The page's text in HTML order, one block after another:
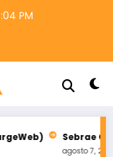
PM
Sebrae Ceará
agosto 7, 2026